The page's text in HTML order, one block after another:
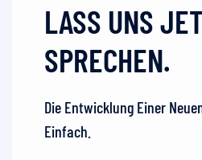
LASS UNS
SPRECHEN.
Die Entwicklung Einer
Einfach.